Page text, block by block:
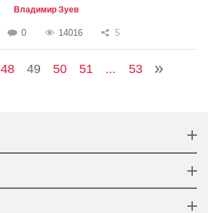
Владимир Зуев
0 14016 5
48 49 50 51 ... 53